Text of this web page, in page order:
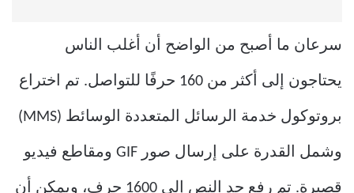
سرعان ما أصبح من الواضح أن أغلب الناس
يحتاجون إلى أكثر من 160 حرفًا للتواصل. تم اختراع
بروتوكول خدمة الرسائل المتعددة الوسائط (MMS)
وشمل القدرة على إرسال صور GIF ومقاطع فيديو
قصيرة. تم رفع حد النص إلى 1600 حرف، ويمكن أن